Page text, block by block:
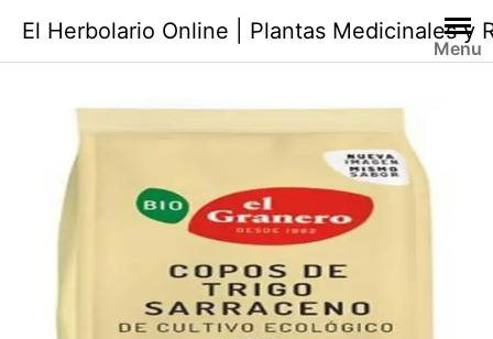
contenido
El Herbolario Online | Plantas Medicinales y
Menu